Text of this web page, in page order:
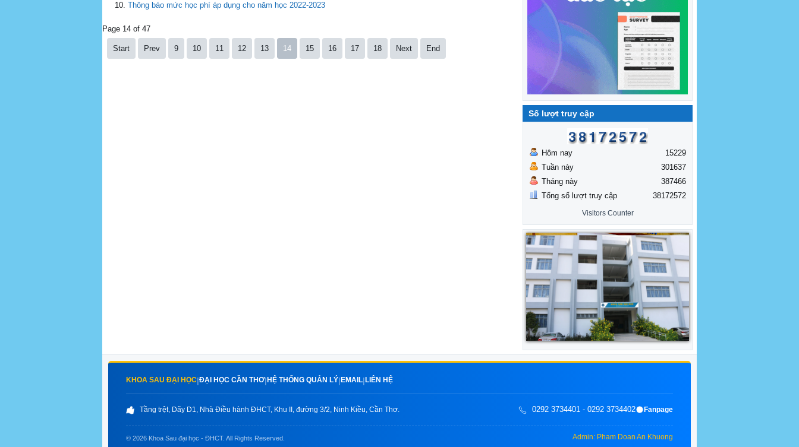
Thông báo mức học phí áp dụng cho năm học 2022-2023
Page 14 of 47
Start Prev 9 10 11 12 13 14 15 16 17 18 Next End
Số lượt truy cập
Hôm nay
Tuần này
Tháng này
Tổng số lượt truy cập
15229
301637
387466
38172572
Visitors Counter
KHOA SAU ĐẠI HỌC ĐẠI HỌC CẦN THƠ| HỆ THỐNG QUẢN LÝ EMAIL LIÊN HỆ
Tầng trệt, Dãy D1, Nhà Điều hành ĐHCT, Khu II, đường 3/2, Ninh Kiều, Cần Thơ. 0292 3734401 - 0292 3734402 Fanpage
© 2026 Khoa Sau đại học - ĐHCT. All Rights Reserved. Admin: Pham Doan An Khuong